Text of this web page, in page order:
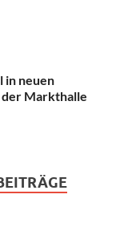
in neuen
Markthalle